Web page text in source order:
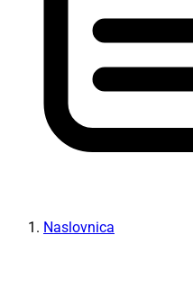
Naslovnica